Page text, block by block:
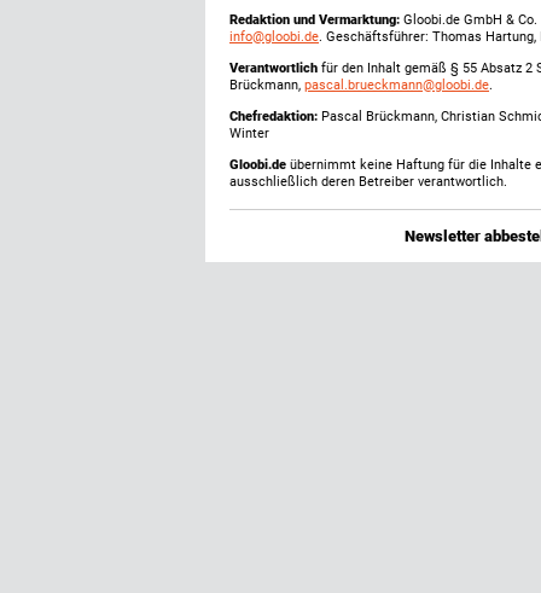
Redaktion und Vermarktung: Gloobi.de GmbH &
info@gloobi.de. Geschäftsführer: Thomas
Verantwortlich für den Inhalt gemäß § 55 Absatz 2
Brückmann, pascal.brueckmann@gloobi.de.
Chefredaktion: Pascal Brückmann, Christian
Winter
Gloobi.de übernimmt keine Haftung für die Inhalte
ausschließlich deren Betreiber verantwortlich.
Newsletter